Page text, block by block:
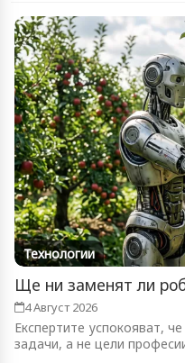
Технологии
Ще ни заменят ли
4 Август 2026
Експертите успокояват,
задачи, а не цели